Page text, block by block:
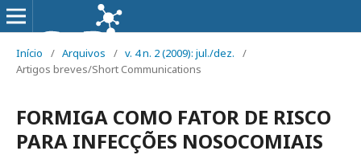
Início / Arquivos / v. 4 n. 2 (2009): jul./dez.
/
Artigos breves/Short Communications
FORMIGA COMO FATOR DE RISCO
PARA INFECÇÕES NOSOCOMIAIS